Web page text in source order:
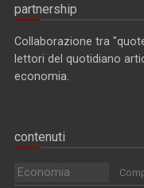
partnership
Collaborazione tra
lettori del quotidiano
economia.
contenuti
Economia